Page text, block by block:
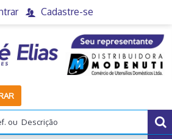
Cadastre-se